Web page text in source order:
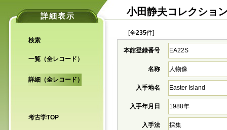
詳細表示
検索
一覧（全レコード）
詳細（全レコード）
考古学TOP
小田静夫コレクショ
[全235件]
本館登録番号 EA22S
名称 人物像
入手地名 Easter Island
入手年月日 1988年
入手法 採集